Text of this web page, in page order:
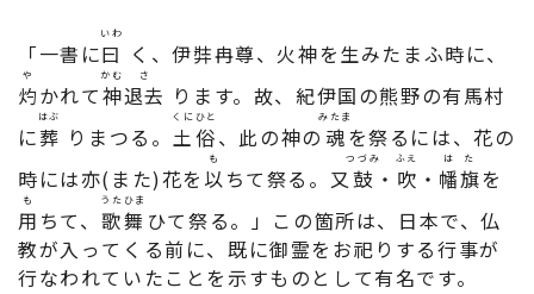
「一書に曰
いわ
く、伊弉冉尊、火神を生みたまふ時に、
灼
や
かれて神
かむ
退去
さ
ります。故、紀伊国の熊野の有馬村
に葬
はぶ
りまつる。 土俗
くにひと
、此の神の 魂
みたま
を祭るには、花の
時には亦(また)花を 以
も
ちて祭る。又鼓
つづみ
・ 吹
ふえ
・ 幡旗
はた
を
用
も
ちて、 歌舞
うたひま
ひて祭る。」この箇所は、日本で、仏
教が入ってくる前に、既に御霊をお祀りする行事が
行なわれていたことを示すものとして有名です。